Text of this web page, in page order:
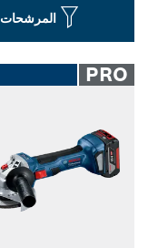
المرشحات
PRO